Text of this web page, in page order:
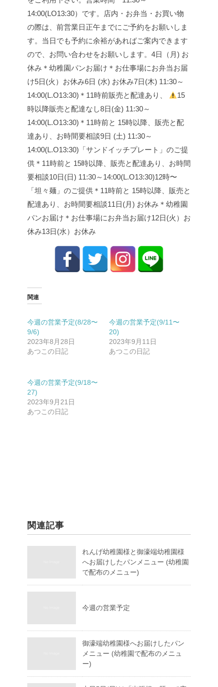
14:00(LO13:30）です。
店内・お弁当・お買い物
の際は、前営業日正午までにご予約をお願いしま
す。 当日でも予約に余裕があればご案内できます
ので、お問い合わせをお願いします。 4日（月) お
休み ＊幼稚園パンお届け ＊お仕事場にお弁当お届
け5日(火）お休み6日 (水) お休み7日(木) 11:30～
14:00(L.O13:30) ＊11時前販売と配達あり、
15
時以降販売と配達なし8日(金) 11:30～
14:00(L.O13:30) ＊11時前と 15時以降、販売と配
達あり、お時間要相談9日 (土) 11:30～
14:00(L.O13:30) 「サンドイッチプレート」のご提
供 ＊11時前と 15時以降、販売と配達あり、お時間
要相談10日(日) 11:30～14:00(L.O13:30)12時〜
「坦々麺」のご提供 ＊11時前と 15時以降、販売と
配達あり、お時間要相談11日(月) お休み ＊幼稚園
パンお届け ＊お仕事場にお弁当お届け12日(火）お
休み13日(水）お休み
関連
今週の営業予定(8/28〜
9/6)
2023年8月28日
あつこの日記
今週の営業予定(9/11〜
20)
2023年9月11日
あつこの日記
今週の営業予定(9/18〜
27)
2023年9月21日
あつこの日記
関連記事
れんげ幼稚園様と御濠端幼稚園様
へお届けしたパンメニュー (幼稚園
で配布のメニュー)
今週の営業予定
御濠端幼稚園様へお届けしたパン
メニュー (幼稚園で配布のメニュ
ー)